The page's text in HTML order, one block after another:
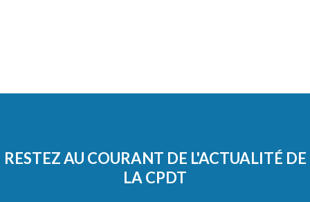
RESTEZ AU COURANT DE L'ACTUALITÉ DE
LA CPDT